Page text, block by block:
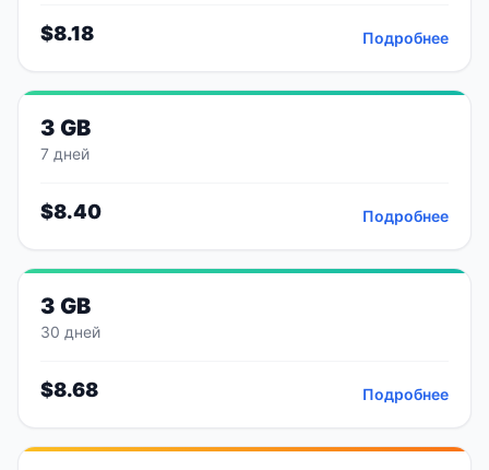
$8.18 Подробнее
3 GB
7 дней
$8.40 Подробнее
3 GB
30 дней
$8.68 Подробнее